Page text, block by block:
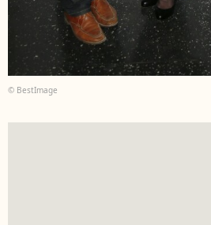
© BestImage